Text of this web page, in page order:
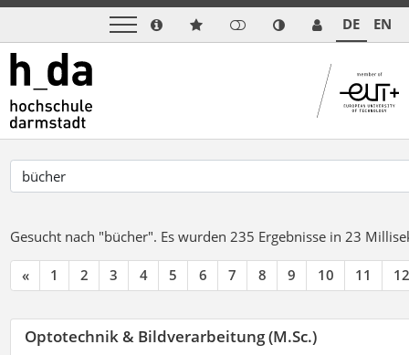
DE EN
Gesucht nach "bücher". Es wurden 235 Ergebnisse in 23
« 1 2 3 4 5 6 7 8 9 10 11 12
Optotechnik & Bildverarbeitung (M.Sc.)